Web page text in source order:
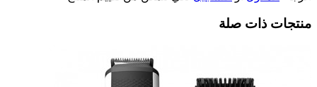
منتجات ذات صلة